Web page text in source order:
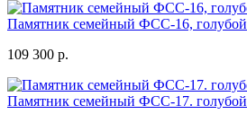
Памятник семейный ФСС-16, голубой
109 300 р.
Памятник семейный ФСС-17. голубой